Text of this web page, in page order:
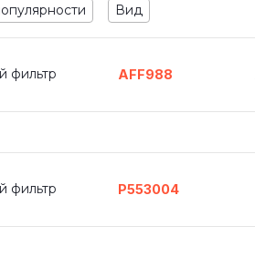
Вид
фильтр AFF988
фильтр P553004